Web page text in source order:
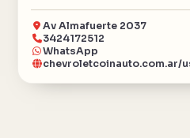
Av Almafuerte 2037
3424172512
WhatsApp
chevroletcoinauto.com.ar/